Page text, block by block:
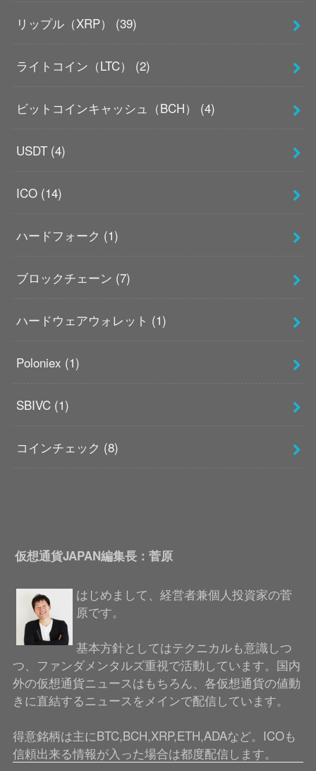
リップル（XRP） (39)
ライトコイン（LTC） (2)
ビットコインキャッシュ（BCH） (4)
USDT (4)
ICO (14)
ハードフォーク (1)
ブロックチェーン (7)
ハードウェアウォレット (1)
Poloniex (1)
SBIVC (1)
コインチェック (8)
仮想通貨JAPAN編集長：菅原
はじめまして、経営者兼個人投資家の菅
原です。
基本方針としてはテクニカルも意識しつ
つ、ファンダメンタルズ重視で活動しています。国内
外の仮想通貨ニュースはもちろん、各仮想通貨の値動
きに直結するニュースをメインで配信しています。
得意銘柄は主にBTC,BCH,XRP,ETH,ADAなど。ICOも
信頼出来る情報が入った場合は都度配信します。